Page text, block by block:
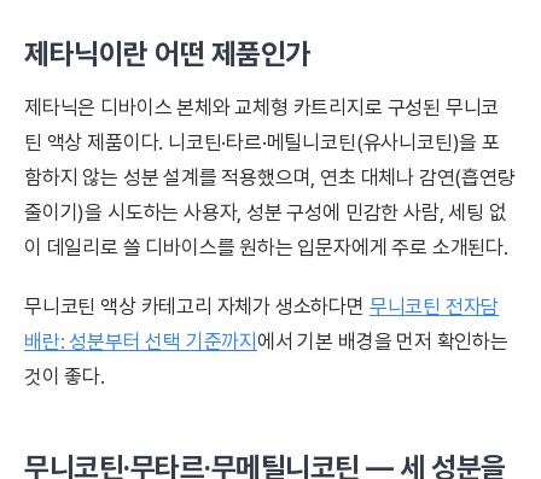
제타닉이란 어떤 제품인가
제타닉은 디바이스 본체와 교체형 카트리지로 구성된 무니코
틴 액상 제품이다. 니코틴·타르·메틸니코틴(유사니코틴)을 포
함하지 않는 성분 설계를 적용했으며, 연초 대체나 감연(흡연량
줄이기)을 시도하는 사용자, 성분 구성에 민감한 사람, 세팅 없
이 데일리로 쓸 디바이스를 원하는 입문자에게 주로 소개된다.
무니코틴 액상 카테고리 자체가 생소하다면 무니코틴 전자담
배란: 성분부터 선택 기준까지에서 기본 배경을 먼저 확인하는
것이 좋다.
무니코틴·무타르·무메틸니코틴 — 세 성분을